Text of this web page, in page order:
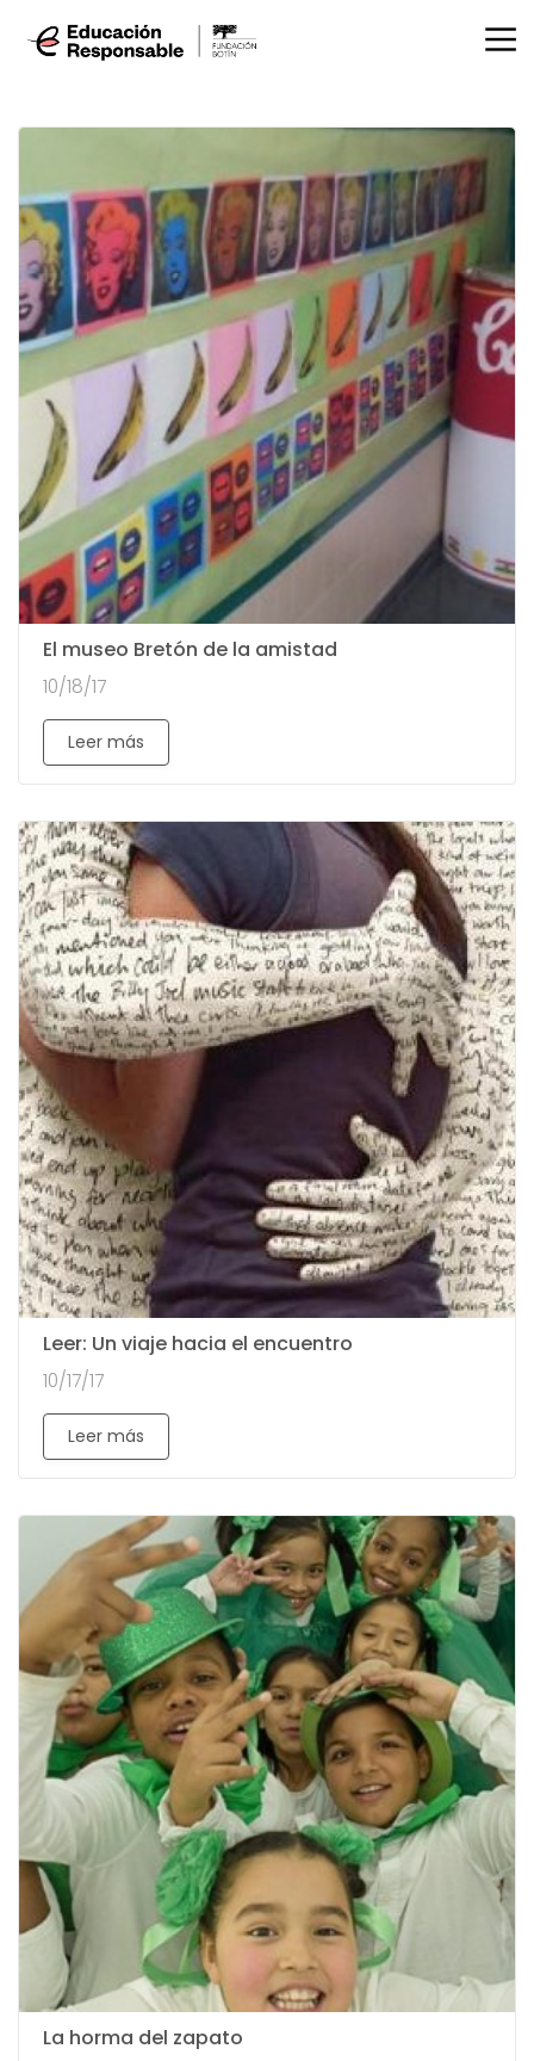
El museo Bretón de la amistad
10/18/17
Leer más
Leer: Un viaje hacia el encuentro
10/17/17
Leer más
La horma del zapato